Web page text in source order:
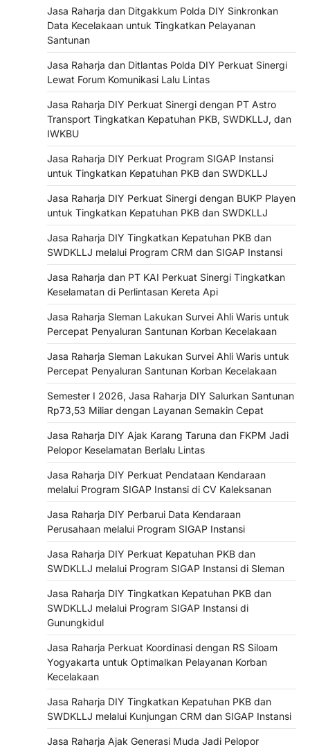
Jasa Raharja dan Ditgakkum Polda DIY Sinkronkan
Data Kecelakaan untuk Tingkatkan Pelayanan
Santunan
Jasa Raharja dan Ditlantas Polda DIY Perkuat Sinergi
Lewat Forum Komunikasi Lalu Lintas
Jasa Raharja DIY Perkuat Sinergi dengan PT Astro
Transport Tingkatkan Kepatuhan PKB, SWDKLLJ, dan
IWKBU
Jasa Raharja DIY Perkuat Program SIGAP Instansi
untuk Tingkatkan Kepatuhan PKB dan SWDKLLJ
Jasa Raharja DIY Perkuat Sinergi dengan BUKP Playen
untuk Tingkatkan Kepatuhan PKB dan SWDKLLJ
Jasa Raharja DIY Tingkatkan Kepatuhan PKB dan
SWDKLLJ melalui Program CRM dan SIGAP Instansi
Jasa Raharja dan PT KAI Perkuat Sinergi Tingkatkan
Keselamatan di Perlintasan Kereta Api
Jasa Raharja Sleman Lakukan Survei Ahli Waris untuk
Percepat Penyaluran Santunan Korban Kecelakaan
Jasa Raharja Sleman Lakukan Survei Ahli Waris untuk
Percepat Penyaluran Santunan Korban Kecelakaan
Semester I 2026, Jasa Raharja DIY Salurkan Santunan
Rp73,53 Miliar dengan Layanan Semakin Cepat
Jasa Raharja DIY Ajak Karang Taruna dan FKPM Jadi
Pelopor Keselamatan Berlalu Lintas
Jasa Raharja DIY Perkuat Pendataan Kendaraan
melalui Program SIGAP Instansi di CV Kaleksanan
Jasa Raharja DIY Perbarui Data Kendaraan
Perusahaan melalui Program SIGAP Instansi
Jasa Raharja DIY Perkuat Kepatuhan PKB dan
SWDKLLJ melalui Program SIGAP Instansi di Sleman
Jasa Raharja DIY Tingkatkan Kepatuhan PKB dan
SWDKLLJ melalui Program SIGAP Instansi di
Gunungkidul
Jasa Raharja Perkuat Koordinasi dengan RS Siloam
Yogyakarta untuk Optimalkan Pelayanan Korban
Kecelakaan
Jasa Raharja DIY Tingkatkan Kepatuhan PKB dan
SWDKLLJ melalui Kunjungan CRM dan SIGAP Instansi
Jasa Raharja Ajak Generasi Muda Jadi Pelopor